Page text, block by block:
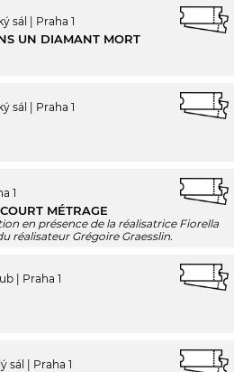
sál Praha 1
UN DIAMANT MORT
sál Praha 1
1
MÉTRAGE
en présence de la réalisatrice Fiorella
réalisateur Grégoire Graesslin.
Praha 1
sál Praha 1